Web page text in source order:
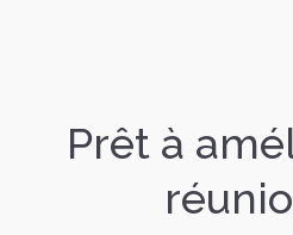
Prêt à